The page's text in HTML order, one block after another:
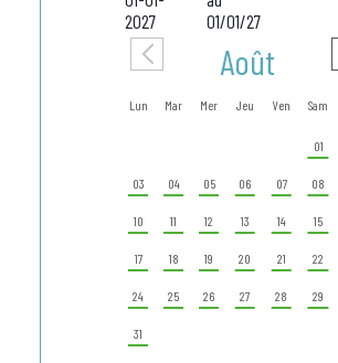
2027
01/01/27
Août
Lun Mar Mer Jeu Ven Sam
01
03 04 05 06 07 08
10 11 12 13 14 15
17 18 19 20 21 22
24 25 26 27 28 29
31